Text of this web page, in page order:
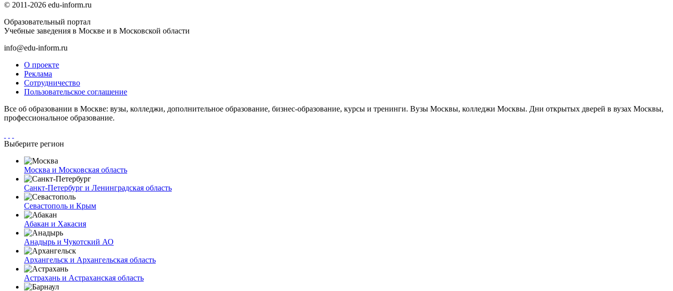
© 2011-2026 edu-inform.ru
Образовательный портал
Учебные заведения в Москве и в Московской области
info@edu-inform.ru
О проекте
Реклама
Сотрудничество
Пользовательское соглашение
Все об образовании в Москве: вузы, колледжи, дополнительное образование, бизнес-образование, курсы и тренинги. Вузы Москвы, колледжи Москвы. Дни открытых дверей в вузах Москвы,
профессиональное образование.
Выберите регион
Москва и Московская область
Санкт-Петербург и Ленинградская область
Севастополь и Крым
Абакан и Хакасия
Анадырь и Чукотский АО
Архангельск и Архангельская область
Астрахань и Астраханская область